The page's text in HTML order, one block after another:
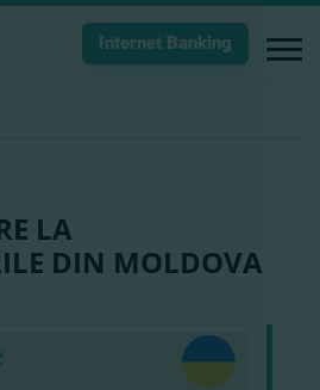
Internet Banking
LA
DIN MOLDOVA